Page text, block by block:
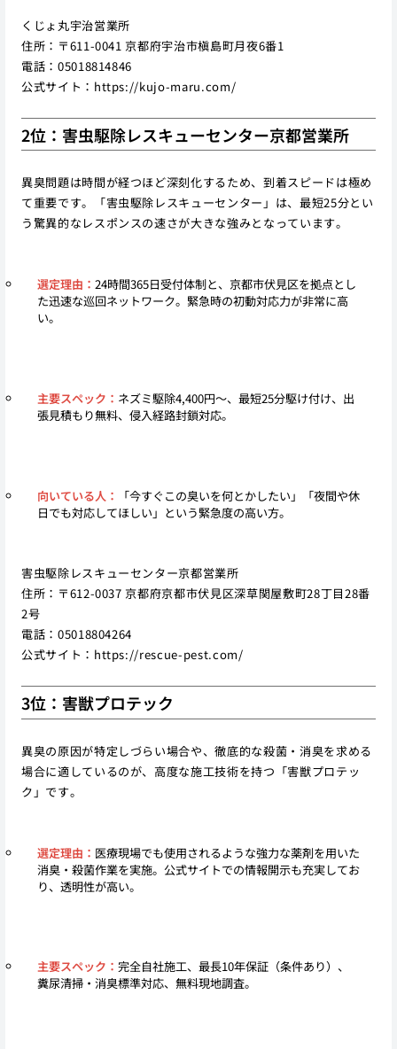
くじょ丸宇治営業所
住所：〒611-0041 京都府宇治市槇島町月夜6番1
電話：05018814846
公式サイト： https://kujo-maru.com/
2位：害虫駆除レスキューセンター京都営業所
異臭問題は時間が経つほど深刻化するため、到着スピードは極め
て重要です。「害虫駆除レスキューセンター」は、最短25分とい
う驚異的なレスポンスの速さが大きな強みとなっています。
選定理由： 24時間365日受付体制と、京都市伏見区を拠点とし
た迅速な巡回ネットワーク。緊急時の初動対応力が非常に高
い。
主要スペック： ネズミ駆除4,400円〜、最短25分駆け付け、出
張見積もり無料、侵入経路封鎖対応。
向いている人：
「今すぐこの臭いを何とかしたい」「夜間や休
日でも対応してほしい」という緊急度の高い方。
害虫駆除レスキューセンター京都営業所
住所：〒612-0037 京都府京都市伏見区深草関屋敷町28丁目28番
2号
電話：05018804264
公式サイト： https://rescue-pest.com/
3位：害獣プロテック
異臭の原因が特定しづらい場合や、徹底的な殺菌・消臭を求める
場合に適しているのが、高度な施工技術を持つ「害獣プロテッ
ク」です。
選定理由： 医療現場でも使用されるような強力な薬剤を用いた
消臭・殺菌作業を実施。公式サイトでの情報開示も充実してお
り、透明性が高い。
主要スペック： 完全自社施工、最長10年保証（条件あり）、
糞尿清掃・消臭標準対応、無料現地調査。